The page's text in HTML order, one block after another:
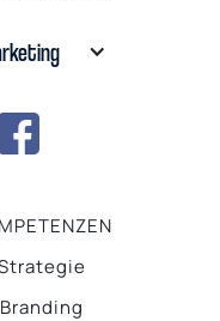
Branding